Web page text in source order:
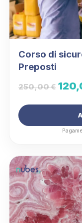
Corso di
Preposti
250,00€ Il
era: